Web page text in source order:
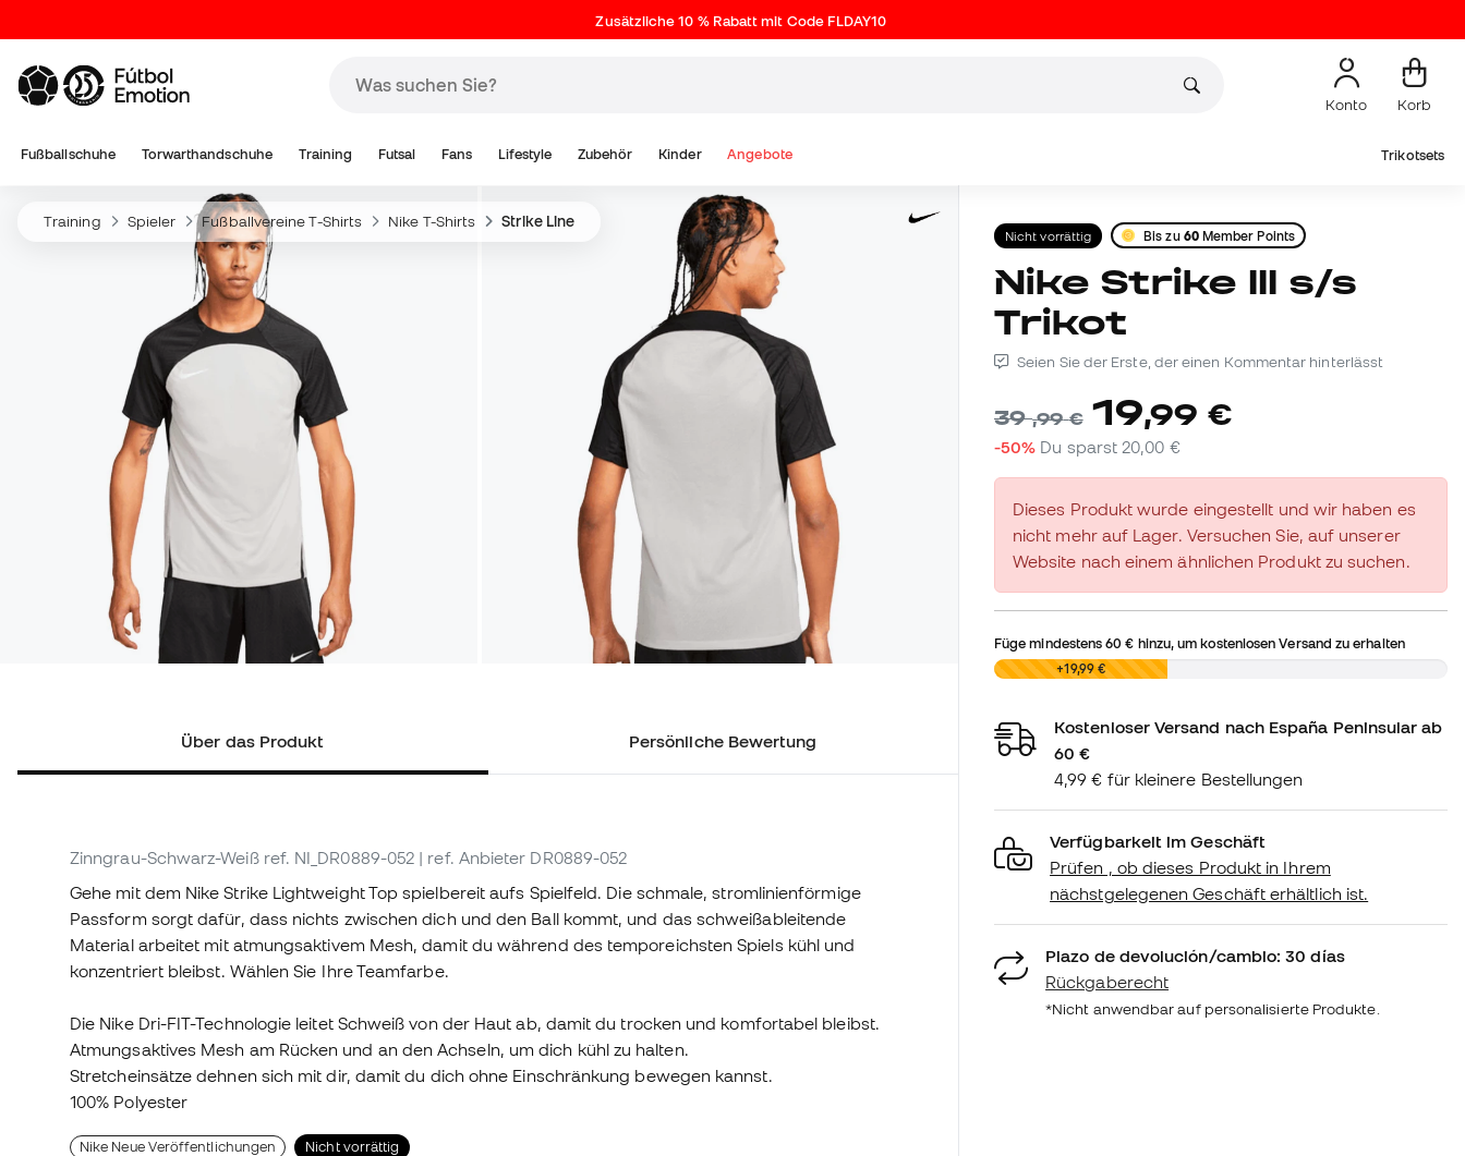
Zusätzliche 10 % Rabatt mit Code FLDAY10
Konto Korb
Fußballschuhe Torwarthandschuhe Training Futsal Fans Lifestyle Zubehör Kinder Angebote Trikotsets
Training Spieler Fußballvereine T-Shirts Nike T-Shirts Strike Line
Über das Produkt Persönliche Bewertung
Zinngrau-Schwarz-Weiß ref. NI_DR0889-052 | ref. Anbieter DR0889-052
Gehe mit dem Nike Strike Lightweight Top spielbereit aufs Spielfeld. Die schmale, stromlinienförmige
Passform sorgt dafür, dass nichts zwischen dich und den Ball kommt, und das schweißableitende
Material arbeitet mit atmungsaktivem Mesh, damit du während des temporeichsten Spiels kühl und
konzentriert bleibst. Wählen Sie Ihre Teamfarbe.
Die Nike Dri-FIT-Technologie leitet Schweiß von der Haut ab, damit du trocken und komfortabel bleibst.
Atmungsaktives Mesh am Rücken und an den Achseln, um dich kühl zu halten.
Stretcheinsätze dehnen sich mit dir, damit du dich ohne Einschränkung bewegen kannst.
100% Polyester
Nike Neue Veröffentlichungen Nicht vorrättig
Nicht vorrättig Bis zu 60Member Points
Nike Strike III s/s
Trikot
Seien Sie der Erste, der einen Kommentar hinterlässt
39,99 € 19,99 €
-50% Du sparst 20,00 €
Dieses Produkt wurde eingestellt und wir haben es
nicht mehr auf Lager. Versuchen Sie, auf unserer
Website nach einem ähnlichen Produkt zu suchen.
Füge mindestens60 € hinzu, um kostenlosen Versand zu erhalten
0,00 € +19,99 €
Kostenloser Versand nach España Peninsular ab
60 €
4,99 € für kleinere Bestellungen
Verfügbarkeit im Geschäft
Prüfen , ob dieses Produkt in Ihrem
nächstgelegenen Geschäft erhältlich ist.
Plazo de devolución/cambio: 30 días
Rückgaberecht
*Nicht anwendbar auf personalisierte Produkte.